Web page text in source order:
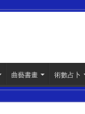
曲藝書畫 術數占卜